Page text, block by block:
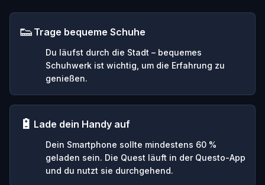
👟 Trage bequeme Schuhe
Du läufst durch die Stadt – bequemes
Schuhwerk ist wichtig, um die Erfahrung zu
genießen.
🔋 Lade dein Handy auf
Dein Smartphone sollte mindestens 60 %
geladen sein. Die Quest läuft in der Questo-App
und du nutzt sie durchgehend.